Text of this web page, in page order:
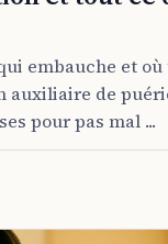
embauche et
auxiliaire de
pour pas mal ...